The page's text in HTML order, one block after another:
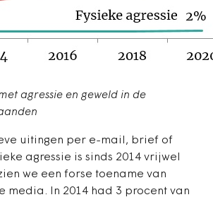
agressie en geweld in de
uitingen per e-mail, brief of
agressie is sinds 2014 vrijwel
we een forse toename van
media. In 2014 had 3 procent van